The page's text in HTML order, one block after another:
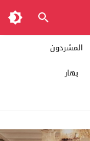
المشردون
بهار